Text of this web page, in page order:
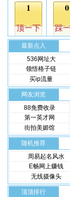
最新点入
536网址大
领悟格子链
买ip流量
网友浏览
88免费收录
第一英才网
街拍美媚馆
随机推荐
周易起名风水
E畅网上赚钱
无线摄像头
顶顶排行